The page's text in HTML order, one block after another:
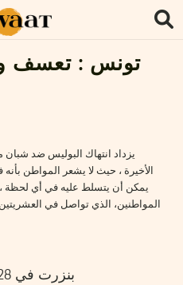
تونس : تعسف
يزداد انتهاك البوليس ضد
الأخيرة ، حيث لا يشعر المواطن
يمكن أن يتسلط عليه في أي
المواطنين، الذي تواصل في
بنزرت في 28 أوت 2008